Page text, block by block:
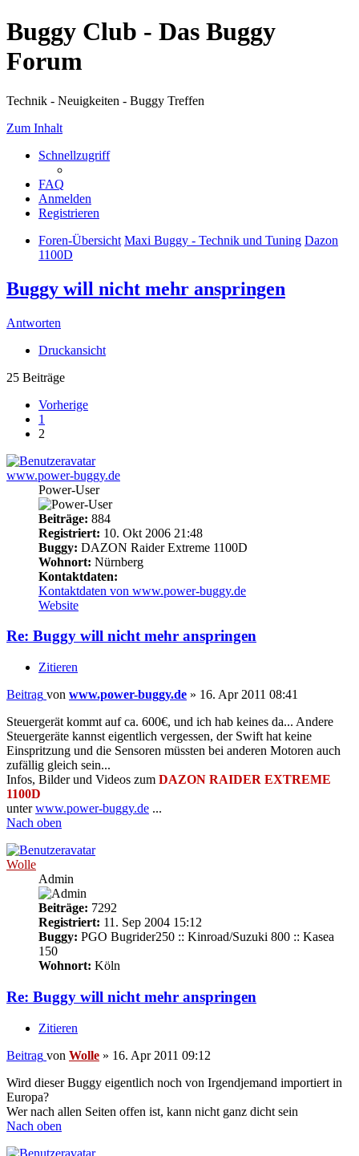
Buggy Club - Das Buggy
Forum
Technik - Neuigkeiten - Buggy Treffen
Zum Inhalt
Schnellzugriff
FAQ
Anmelden
Registrieren
Foren-Übersicht Maxi Buggy - Technik und Tuning Dazon
1100D
Buggy will nicht mehr anspringen
Antworten
Druckansicht
25 Beiträge
Vorherige
1
2
www.power-buggy.de
Power-User
Beiträge: 884
Registriert: 10. Okt 2006 21:48
Buggy: DAZON Raider Extreme 1100D
Wohnort: Nürnberg
Kontaktdaten:
Kontaktdaten von www.power-buggy.de
Website
Re: Buggy will nicht mehr anspringen
Zitieren
Beitrag von www.power-buggy.de » 16. Apr 2011 08:41
Steuergerät kommt auf ca. 600€, und ich hab keines da... Andere
Steuergeräte kannst eigentlich vergessen, der Swift hat keine
Einspritzung und die Sensoren müssten bei anderen Motoren auch
zufällig gleich sein...
Infos, Bilder und Videos zum DAZON RAIDER EXTREME
1100D
unterwww.power-buggy.de ...
Nach oben
Wolle
Admin
Beiträge: 7292
Registriert: 11. Sep 2004 15:12
Buggy: PGO Bugrider250 :: Kinroad/Suzuki 800 :: Kasea
150
Wohnort: Köln
Re: Buggy will nicht mehr anspringen
Zitieren
Beitrag von Wolle » 16. Apr 2011 09:12
Wird dieser Buggy eigentlich noch von Irgendjemand importiert in
Europa?
Wer nach allen Seiten offen ist, kann nicht ganz dicht sein
Nach oben